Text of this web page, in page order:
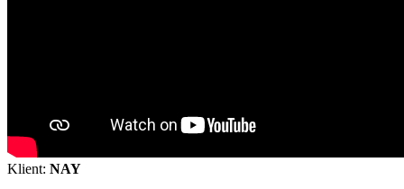
Klient: NAY